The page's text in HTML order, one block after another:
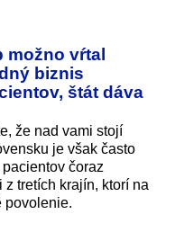
možno vŕtal
biznis
štát dáva
že nad vami stojí
je však často
čoraz
tretích krajín, ktorí na
povolenie.